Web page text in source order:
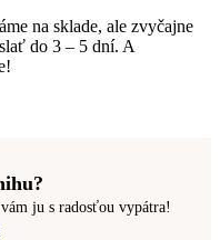
na sklade, ale zvyčajne
do 3 – 5 dní. A
ju s radosťou vypátra!